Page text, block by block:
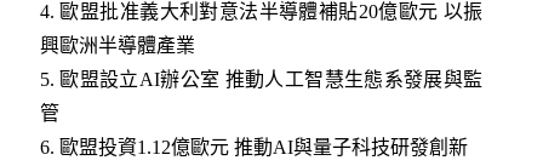
4. 歐盟批准義大利對意法半導體補貼20億歐元 以振
興歐洲半導體產業
5. 歐盟設立AI辦公室 推動人工智慧生態系發展與監
管
6. 歐盟投資1.12億歐元 推動AI與量子科技研發創新